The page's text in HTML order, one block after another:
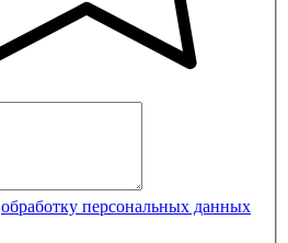
обработку персональных данных